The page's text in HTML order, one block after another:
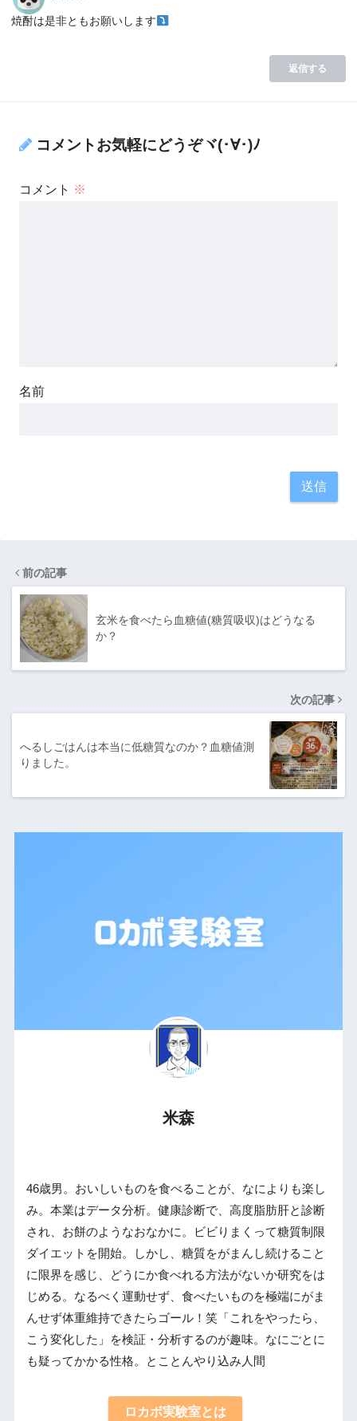
焼酎は是非ともお願いします
返信する
コメントお気軽にどうぞヾ(･∀･)ﾉ
コメント ※
名前
前の記事
玄米を食べたら血糖値(糖質吸収)はどうなる
か？
次の記事
へるしごはんは本当に低糖質なのか？血糖値測
りました。
米森
46歳男。おいしいものを食べることが、なによりも楽し
み。本業はデータ分析。健康診断で、高度脂肪肝と診断
され、お餅のようなおなかに。ビビりまくって糖質制限
ダイエットを開始。しかし、糖質をがまんし続けること
に限界を感じ、どうにか食べれる方法がないか研究をは
じめる。なるべく運動せず、食べたいものを極端にがま
んせず体重維持できたらゴール！笑「これをやったら、
こう変化した」を検証・分析するのが趣味。なにごとに
も疑ってかかる性格。とことんやり込み人間
ロカボ実験室とは